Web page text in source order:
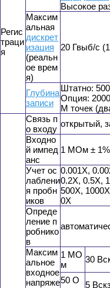
Регис
траци
я
Высокое
Максим
альная
дискрет
изация
(реальн
ое врем
я)
20 Гвыб/с
Глубина
записи
Штатно:
Опция:
М точек
Связь п
о входу
открытый,
Входно
й импед
анс
1 MОм ±
Учет ос
лаблени
я пробн
иков
0.001X,
0.2X, 0.5X,
500X,
0X
Опреде
ление п
робнико
в
Максим
альное
входное
напряже
1 МО
м
30
50 О
5